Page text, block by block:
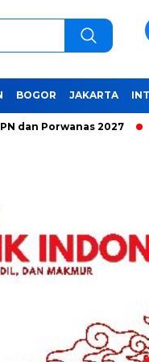
BOGOR JAKARTA
2027 Unifying